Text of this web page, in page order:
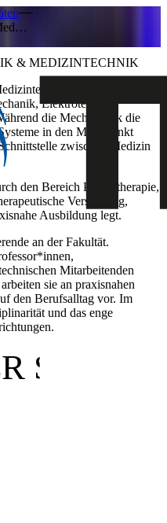
& MEDIZINTECHNIK
vereint
Elektrotechnik,
die Mechatronik die
in den Mittelpunkt
zwischen Medizin
den Bereich Physiotherapie,
Versorgung,
Ausbildung legt.
an der Fakultät.
Mitarbeitenden
sie an praxisnahen
den Berufsalltag vor. Im
und das enge
SEITE: